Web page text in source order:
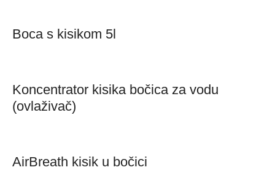
Boca s kisikom 5l
Koncentrator kisika bočica za vodu
(ovlaživač)
AirBreath kisik u bočici